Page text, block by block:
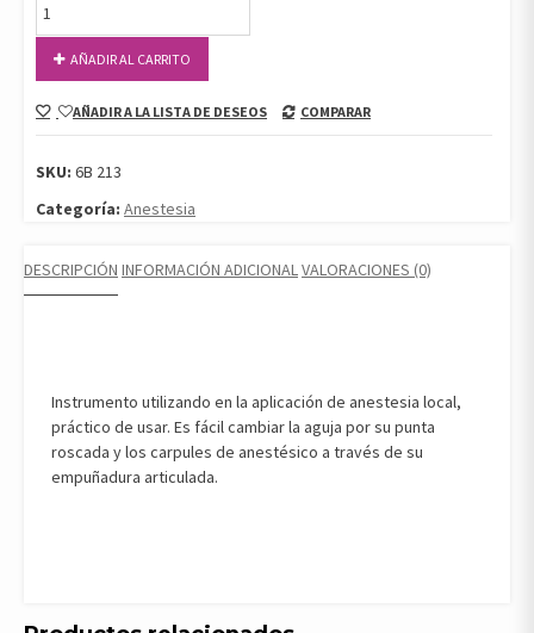
BAYER
ARTICULADA
(SIN
AÑADIR AL CARRITO
AÑADIR A LA LISTA DE DESEOS COMPARAR
SKU: 6B 213
Categoría: Anestesia
DESCRIPCIÓN INFORMACIÓN ADICIONALVALORACIONES (0)
Instrumento utilizando en la aplicación de anestesia local,
práctico de usar. Es fácil cambiar la aguja por su punta
roscada y los carpules de anestésico a través de su
empuñadura articulada.